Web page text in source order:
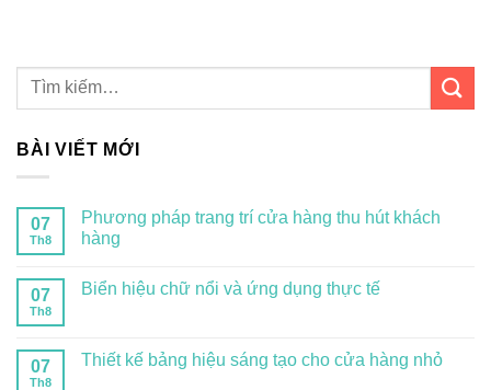
BÀI VIẾT MỚI
07
Th8
Phương pháp trang trí cửa hàng thu hút khách
hàng
07
Th8
Biển hiệu chữ nổi và ứng dụng thực tế
07
Th8
Thiết kế bảng hiệu sáng tạo cho cửa hàng nhỏ